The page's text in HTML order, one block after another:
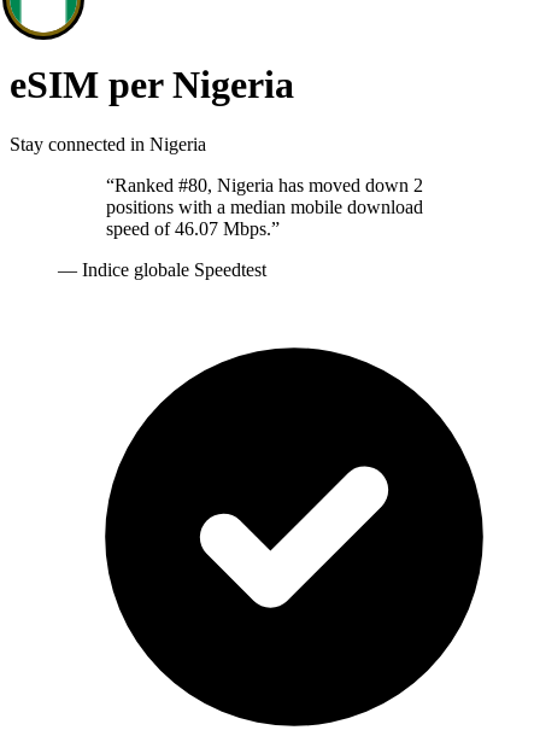
eSIM per Nigeria
Stay connected in Nigeria
“Ranked #80, Nigeria has moved down 2
positions with a median mobile download
speed of 46.07 Mbps.”
— Indice globale Speedtest